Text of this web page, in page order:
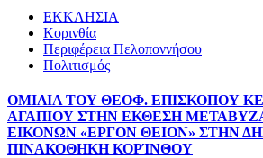
ΕΚΚΛΗΣΙΑ
Κορινθία
Περιφέρεια Πελοποννήσου
Πολιτισμός
ΟΜΙΛΙΑ ΤΟΥ ΘΕΟΦ. ΕΠΙΣΚΟΠΟΥ
ΑΓΑΠΙΟΥ ΣΤΗΝ ΕΚΘΕΣΗ
ΕΙΚΟΝΩΝ «ΕΡΓΟΝ ΘΕΙΟΝ» ΣΤΗΝ
ΠΙΝΑΚΟΘΗΚΗ ΚΟΡΊΝΘΟΥ